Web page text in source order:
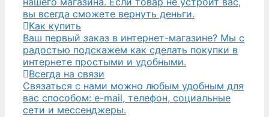
вы всегда сможете вернуть деньги.
Как купить
Ваш первый заказ в интернет-магазине? Мы с
радостью подскажем как сделать покупки в
интернете простыми и удобными.
Всегда на связи
Связаться с нами можно любым удобным для
вас способом: e-mail, телефон, социальные
сети и мессенджеры.